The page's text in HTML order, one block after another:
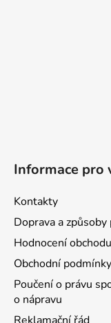
Informace pro
Kontakty
Doprava a
Hodnocení obchodu
Obchodní podmínky
Poučení o právu
o nápravu